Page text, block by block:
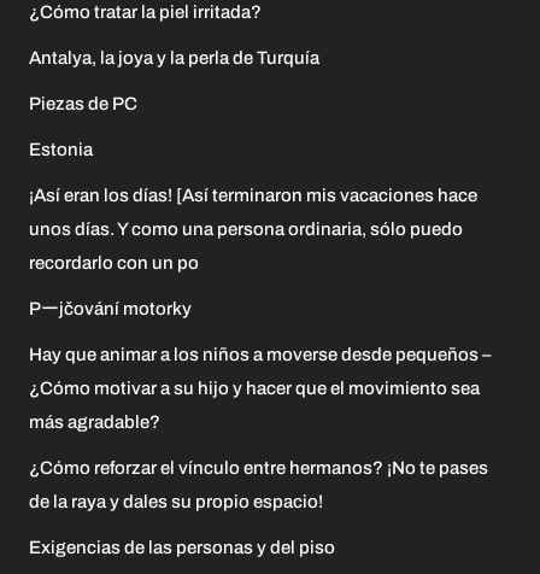
¿Cómo tratar la piel irritada?
Antalya, la joya y la perla de Turquía
Piezas de PC
Estonia
¡Así eran los días! [Así terminaron mis vacaciones hace
unos días. Y como una persona ordinaria, sólo puedo
recordarlo con un po
Pーjčování motorky
Hay que animar a los niños a moverse desde pequeños –
¿Cómo motivar a su hijo y hacer que el movimiento sea
más agradable?
¿Cómo reforzar el vínculo entre hermanos? ¡No te pases
de la raya y dales su propio espacio!
Exigencias de las personas y del piso